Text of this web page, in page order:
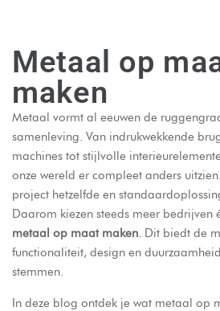
Metaal op
maken
Metaal vormt al eeuwen de
samenleving. Van indrukwekkende
machines tot stijlvolle
onze wereld er compleet anders
project hetzelfde en
Daarom kiezen steeds meer bedrijven
metaal op maat maken. Dit biedt de
functionaliteit, design en
stemmen.
In deze blog ontdek je wat metaal op